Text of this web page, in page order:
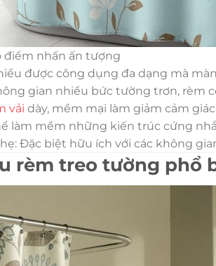
điểm nhấn ấn tượng
được công dụng đa dạng mà
gian nhiều bức tường trơn, rèm
vải dày, mềm mại làm giảm cảm
làm mềm những kiến trúc cứng
Đặc biệt hữu ích với các không
rèm treo tường phổ